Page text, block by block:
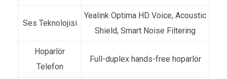
Ses Teknolojisi
Yealink Optima HD Voice, Acoustic
Shield, Smart Noise Filtering
Hoparlör
Telefon
Full-duplex hands-free hoparlör